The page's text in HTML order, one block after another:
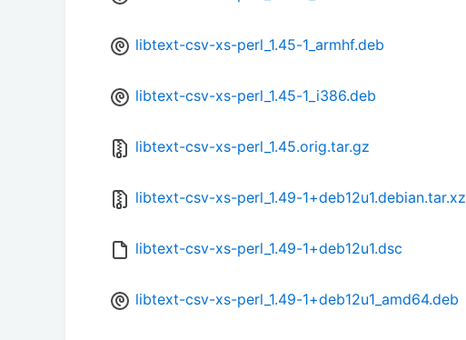
libtext-csv-xs-perl_1.45-1_armhf.deb
libtext-csv-xs-perl_1.45-1_i386.deb
libtext-csv-xs-perl_1.45.orig.tar.gz
libtext-csv-xs-perl_1.49-1+deb12u1.debian.tar.xz
libtext-csv-xs-perl_1.49-1+deb12u1.dsc
libtext-csv-xs-perl_1.49-1+deb12u1_amd64.deb